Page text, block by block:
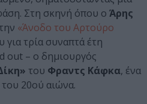
Στη σκηνή όπου ο Άρης
«Άνοδο του Αρτούρο
τρία συναπτά έτη
out – ο δημιουργός
του Φραντς Κάφκα, ένα
20ού αιώνα.